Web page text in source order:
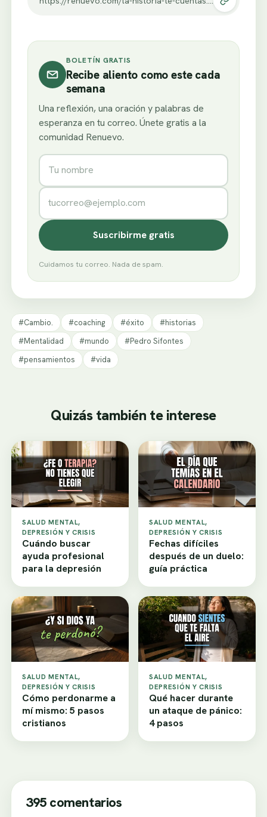
BOLETÍN GRATIS
Recibe aliento como este cada
semana
Una reflexión, una oración y palabras de
esperanza en tu correo. Únete gratis a la
comunidad Renuevo.
Nombre
Correo electrónico
Suscribirme gratis
Cuidamos tu correo. Nada de spam.
#Cambio. #coaching #éxito
#historias
#Mentalidad
#mundo
#Pedro Sifontes
#pensamientos
#vida
Quizás también te interese
SALUD MENTAL,
DEPRESIÓN Y CRISIS
Cuándo buscar
ayuda profesional
para la depresión
SALUD MENTAL,
DEPRESIÓN Y CRISIS
Fechas difíciles
después de un duelo:
guía práctica
SALUD MENTAL,
DEPRESIÓN Y CRISIS
Cómo perdonarme a
mí mismo: 5 pasos
cristianos
SALUD MENTAL,
DEPRESIÓN Y CRISIS
Qué hacer durante
un ataque de pánico:
4 pasos
395 comentarios